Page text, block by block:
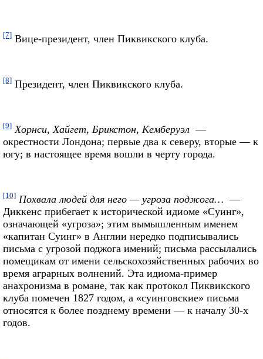
[7] Вице-президент, член Пиквикского клуба.
[8] Президент, член Пиквикского клуба.
[9] Хорнси, Хайгет, Брикстон, Кемберуэл —
окрестности Лондона; первые два к северу, вторые — к
югу; в настоящее время вошли в черту города.
[10] Похвала людей для него — угроза поджога… —
Диккенс прибегает к исторической идиоме «Суинг»,
означающей «угроза»; этим вымышленным именем
«капитан Суинг» в Англии нередко подписывались
письма с угрозой поджога имений; письма рассылались
помещикам от имени сельскохозяйственных рабочих во
время аграрных волнений. Эта идиома-пример
анахронизма в романе, так как протокол Пиквикского
клуба помечен 1827 годом, а «суинговские» письма
относятся к более позднему времени — к началу 30-х
годов.